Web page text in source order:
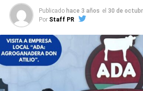
Publicado hace 3 años el 30 de
Por Staff PR